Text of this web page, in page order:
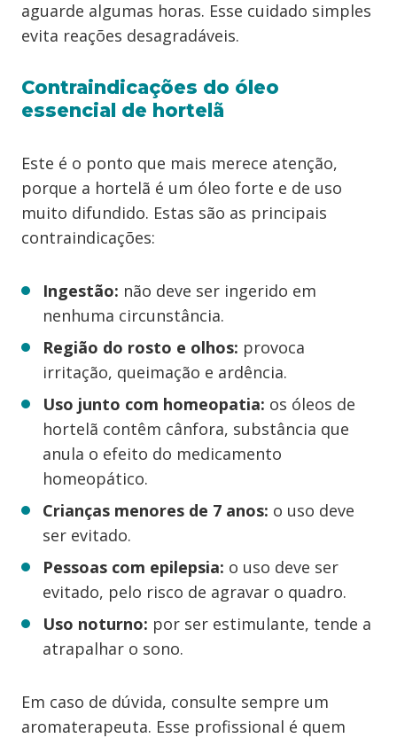
aguarde algumas horas. Esse cuidado simples
evita reações desagradáveis.
Contraindicações do óleo
essencial de hortelã
Este é o ponto que mais merece atenção,
porque a hortelã é um óleo forte e de uso
muito difundido. Estas são as principais
contraindicações:
Ingestão: não deve ser ingerido em
nenhuma circunstância.
Região do rosto e olhos: provoca
irritação, queimação e ardência.
Uso junto com homeopatia: os óleos de
hortelã contêm cânfora, substância que
anula o efeito do medicamento
homeopático.
Crianças menores de 7 anos: o uso deve
ser evitado.
Pessoas com epilepsia: o uso deve ser
evitado, pelo risco de agravar o quadro.
Uso noturno: por ser estimulante, tende a
atrapalhar o sono.
Em caso de dúvida, consulte sempre um
aromaterapeuta. Esse profissional é quem